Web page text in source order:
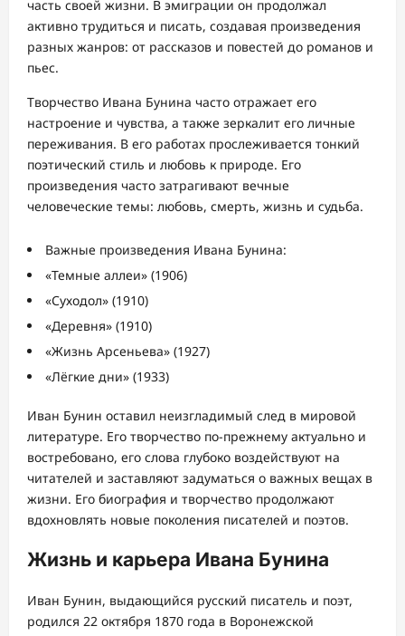
часть своей жизни. В эмиграции он продолжал
активно трудиться и писать, создавая произведения
разных жанров: от рассказов и повестей до романов и
пьес.
Творчество Ивана Бунина часто отражает его
настроение и чувства, а также зеркалит его личные
переживания. В его работах прослеживается тонкий
поэтический стиль и любовь к природе. Его
произведения часто затрагивают вечные
человеческие темы: любовь, смерть, жизнь и судьба.
Важные произведения Ивана Бунина:
«Темные аллеи» (1906)
«Суходол» (1910)
«Деревня» (1910)
«Жизнь Арсеньева» (1927)
«Лёгкие дни» (1933)
Иван Бунин оставил неизгладимый след в мировой
литературе. Его творчество по-прежнему актуально и
востребовано, его слова глубоко воздействуют на
читателей и заставляют задуматься о важных вещах в
жизни. Его биография и творчество продолжают
вдохновлять новые поколения писателей и поэтов.
Жизнь и карьера Ивана Бунина
Иван Бунин, выдающийся русский писатель и поэт,
родился 22 октября 1870 года в Воронежской